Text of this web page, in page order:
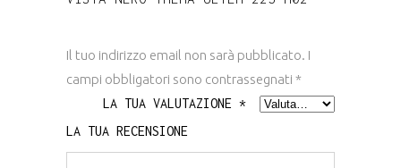
Il tuo indirizzo email non sarà pubblicato. I
campi obbligatori sono contrassegnati *
LA TUA VALUTAZIONE *
LA TUA RECENSIONE